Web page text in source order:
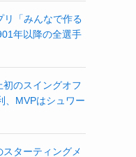
リ「みんなで作る
年以降の全選手
初のスイングオフ
MVPはシュワー
ターティングメ